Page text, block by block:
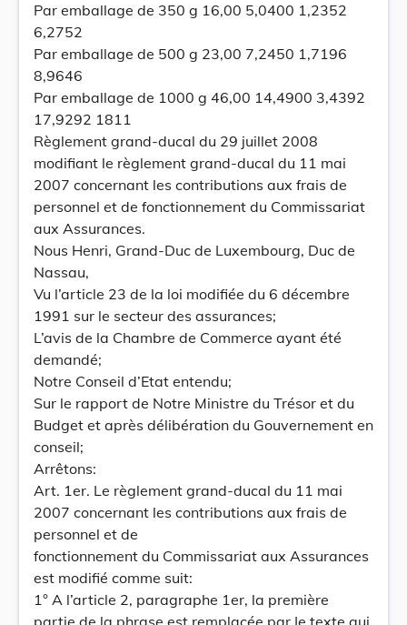
Par emballage de 350 g 16,00 5,0400 1,2352
6,2752
Par emballage de 500 g 23,00 7,2450 1,7196
8,9646
Par emballage de 1000 g 46,00 14,4900 3,4392
17,9292 1811
Règlement grand-ducal du 29 juillet 2008
modifiant le règlement grand-ducal du 11 mai
2007 concernant les contributions aux frais de
personnel et de fonctionnement du Commissariat
aux Assurances.
Nous Henri, Grand-Duc de Luxembourg, Duc de
Nassau,
Vu l’article 23 de la loi modifiée du 6 décembre
1991 sur le secteur des assurances;
L’avis de la Chambre de Commerce ayant été
demandé;
Notre Conseil d’Etat entendu;
Sur le rapport de Notre Ministre du Trésor et du
Budget et après délibération du Gouvernement en
conseil;
Arrêtons:
Art. 1er. Le règlement grand-ducal du 11 mai
2007 concernant les contributions aux frais de
personnel et de
fonctionnement du Commissariat aux Assurances
est modifié comme suit:
1° A l’article 2, paragraphe 1er, la première
partie de la phrase est remplacée par Ie texte qui